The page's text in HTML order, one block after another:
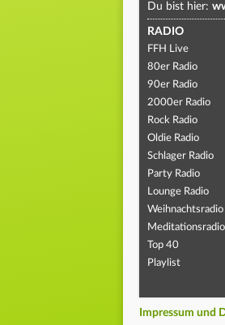
Du bist hier:
RADIO
FFH Live
80er Radio
90er Radio
2000er Radio
Rock Radio
Oldie Radio
Schlager Radio
Party Radio
Lounge Radio
Weihnachtsradio
Meditationsradio
Top 40
Playlist
Impressum und